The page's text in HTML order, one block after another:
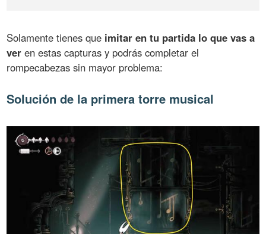
Solamente tienes que imitar en tu partida lo que vas a
ver en estas capturas y podrás completar el
rompecabezas sin mayor problema:
Solución de la primera torre musical